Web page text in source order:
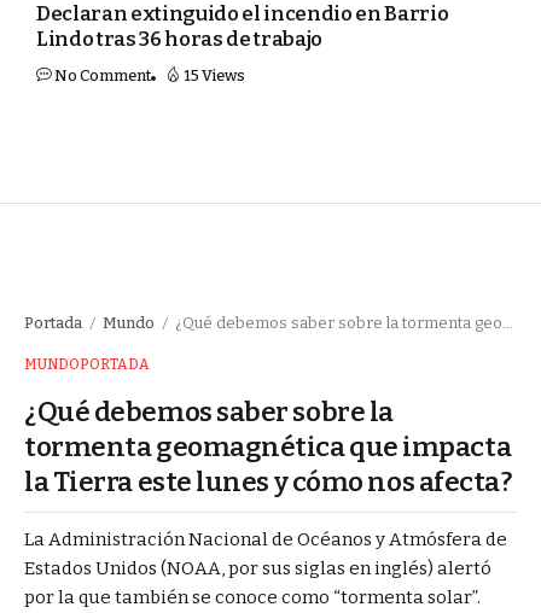
Declaran extinguido el incendio en Barrio
Lindo tras 36 horas de trabajo
No Comment 15 Views
Portada / Mundo / ¿Qué debemos saber sobre la tormenta geomagnética que impacta la Tierra este lunes y cómo nos afecta?
MUNDOPORTADA
¿Qué debemos saber sobre la
tormenta geomagnética que impacta
la Tierra este lunes y cómo nos afecta?
La Administración Nacional de Océanos y Atmósfera de
Estados Unidos (NOAA, por sus siglas en inglés) alertó
por la que también se conoce como “tormenta solar”.